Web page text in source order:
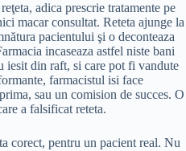
adica prescrie tratamente pe
macar consultat. Reteta ajunge la
pacientului şi o deconteaza
incaseaza astfel niste bani
iesit din raft, si care pot fi vandute
farmacistul isi face
sau un comision de succes. O
a falsificat reteta.
corect, pentru un pacient real. Nu